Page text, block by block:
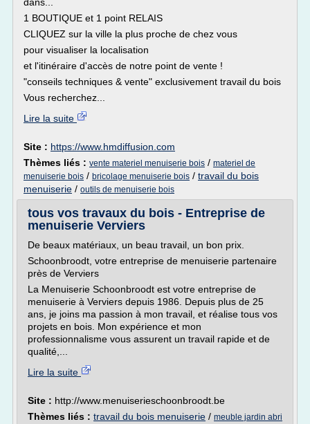
1 BOUTIQUE et 1 point RELAIS
CLIQUEZ sur la ville la plus proche de chez vous
pour visualiser la localisation
et l'itinéraire d'accès de notre point de vente !
"conseils techniques & vente" exclusivement travail du bois
Vous recherchez...
Lire la suite
Site : https://www.hmdiffusion.com
Thèmes liés : vente materiel menuiserie bois / materiel de
menuiserie bois / bricolage menuiserie bois / travail du bois
menuiserie / outils de menuiserie bois
tous vos travaux du bois - Entreprise de
menuiserie Verviers
De beaux matériaux, un beau travail, un bon prix.
Schoonbroodt, votre entreprise de menuiserie partenaire
près de Verviers
La Menuiserie Schoonbroodt est votre entreprise de
menuiserie à Verviers depuis 1986. Depuis plus de 25
ans, je joins ma passion à mon travail, et réalise tous vos
projets en bois. Mon expérience et mon
professionnalisme vous assurent un travail rapide et de
qualité,...
Lire la suite
Site : http://www.menuiserieschoonbroodt.be
Thèmes liés : travail du bois menuiserie / meuble jardin abri